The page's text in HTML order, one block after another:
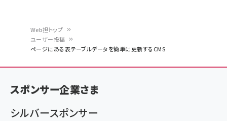
ン
く
ず
Web担トップ
ユーザー投稿
ページにある表テーブルデータを簡単に更新するCMS
スポンサー企業さま
シルバースポンサー